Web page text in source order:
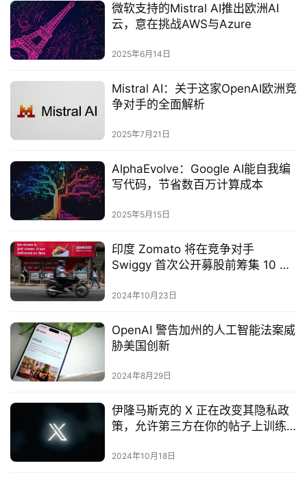
微软支持的Mistral AI推出欧洲AI
云，意在挑战AWS与Azure
2025年6月14日
Mistral AI：关于这家OpenAI欧洲竞
争对手的全面解析‌
2025年7月21日
AlphaEvolve：Google AI能自我编
写代码，节省数百万计算成本
2025年5月15日
印度 Zomato 将在竞争对手
Swiggy 首次公开募股前筹集 10 亿
2024年10月23日
OpenAI 警告加州的人工智能法案威
胁美国创新
2024年8月29日
伊隆马斯克的 X 正在改变其隐私政
策，允许第三方在你的帖子上训练
2024年10月18日